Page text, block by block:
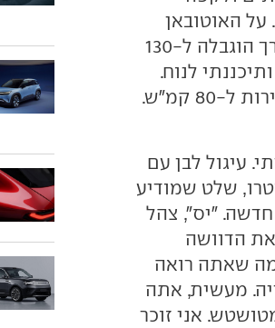
האוטובאן
הגרמני אין מחסומים. המהירות בתחילת הדרך הוגבלה ל-130
לנוח.
שלט שהתריע על כביש רטוב הגביל את המהירות ל-80 קמ"ש.
עיגול לבן עם
שלט שמודיע
חדשה. "יס", צהל
הדוושה
מה שאתה רואה
בכל שנייה. מעשית, אתה
אני זוכר